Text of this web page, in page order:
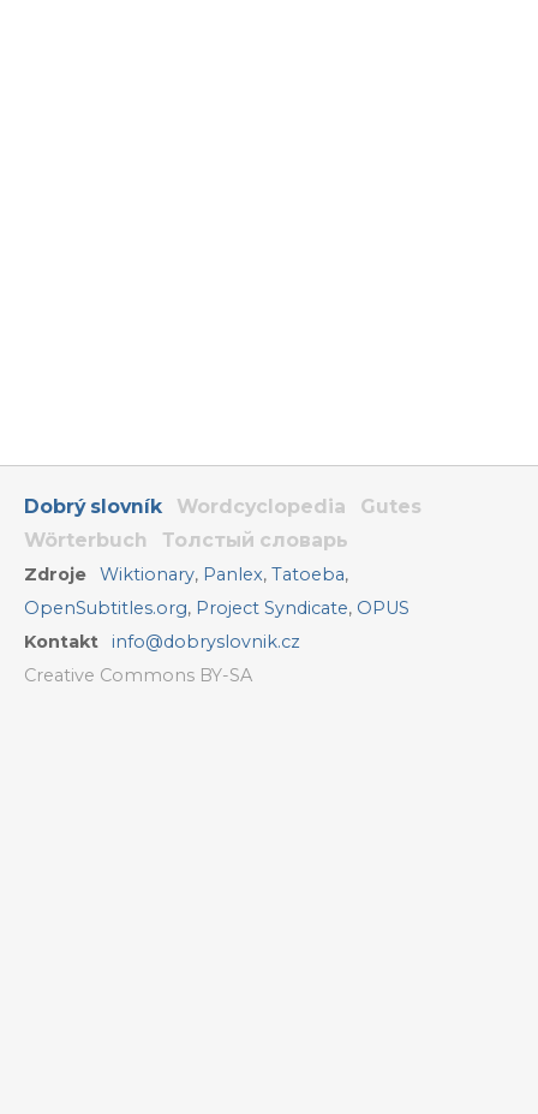
Dobrý slovník Wordcyclopedia
Gutes
Wörterbuch
Толстый словарь
Zdroje Wiktionary, Panlex,Tatoeba,
OpenSubtitles.org, Project Syndicate, OPUS
Kontakt
info@dobryslovnik.cz
Creative Commons BY-SA